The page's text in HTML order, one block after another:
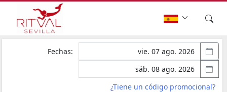
Fechas:
¿Tiene un código promocional?